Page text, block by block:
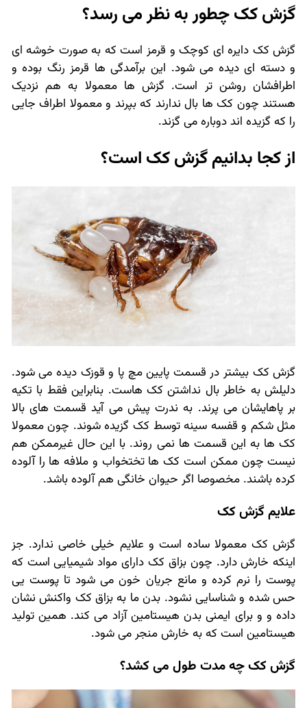
گزش کک چطور به نظر می رسد؟
گزش کک دایره ای کوچک و قرمز است که به صورت خوشه ای
و دسته ای دیده می شود. این برآمدگی ها قرمز رنگ بوده و
اطرافشان روشن تر است. گزش ها معمولا به هم نزدیک
هستند چون کک ها بال ندارند که بپرند و معمولا اطراف جایی
را که گزیده اند دوباره می گزند.
از کجا بدانیم گزش کک است؟
گزش کک بیشتر در قسمت پایین مچ پا و قوزک دیده می شود.
دلیلش به خاطر بال نداشتن کک هاست. بنابراین فقط با تکیه
بر پاهایشان می پرند. به ندرت پیش می آید قسمت های بالا
مثل شکم و قفسه سینه توسط کک گزیده شوند. چون معمولا
کک ها به این قسمت ها نمی روند. با این حال غیرممکن هم
نیست چون ممکن است کک ها تختخواب و ملافه ها را آلوده
کرده باشند. مخصوصا اگر حیوان خانگی هم آلوده باشد.
علایم گزش کک
گزش کک معمولا ساده است و علایم خیلی خاصی ندارد. جز
اینکه خارش دارد. چون بزاق کک دارای مواد شیمیایی است که
پوست را نرم کرده و مانع جریان خون می شود تا پوست یی
حس شده و شناسایی نشود. بدن ما به بزاق کک واکنش نشان
داده و و برای ایمنی بدن هیستامین آزاد می کند. همین تولید
هیستامین است که به خارش منجر می شود.
گزش کک چه مدت طول می کشد؟